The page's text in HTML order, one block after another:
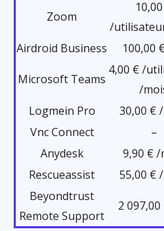
Zoom
/
Airdroid Business 100,00
Microsoft Teams
4,00 € /
/
Logmein Pro 30,00 €
Vnc Connect
–
Anydesk
9,90 € /
Rescueassist
55,00 €
Beyondtrust
Remote Support
2